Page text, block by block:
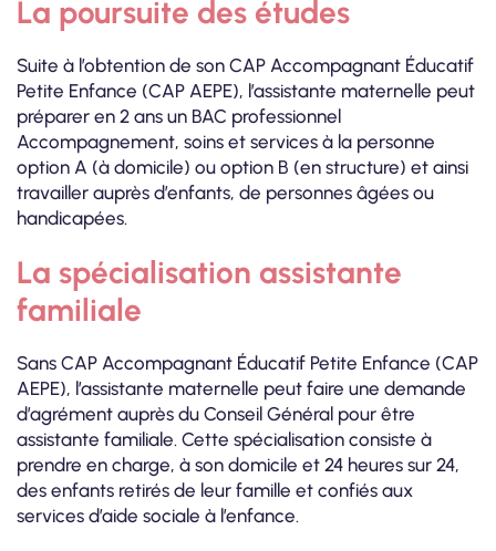
La poursuite des études
Suite à l’obtention de son CAP Accompagnant Éducatif
Petite Enfance (CAP AEPE), l’assistante maternelle peut
préparer en 2 ans un BAC professionnel
Accompagnement, soins et services à la personne
option A (à domicile) ou option B (en structure) et ainsi
travailler auprès d’enfants, de personnes âgées ou
handicapées.
La spécialisation assistante
familiale
Sans CAP Accompagnant Éducatif Petite Enfance (CAP
AEPE), l’assistante maternelle peut faire une demande
d’agrément auprès du Conseil Général pour être
assistante familiale. Cette spécialisation consiste à
prendre en charge, à son domicile et 24 heures sur 24,
des enfants retirés de leur famille et confiés aux
services d’aide sociale à l’enfance.